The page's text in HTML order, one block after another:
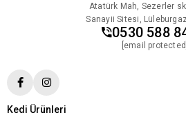
Atatürk Mah, Sezerler
Sanayii Sitesi,
0530 588
[email protected]
Kedi Ürünleri